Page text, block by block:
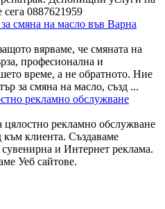
0887621959
смяна на масло във Варна
вярваме, че смяната на
професионална и
време, а не обратното. Ние
за смяна на масло, създ ...
рекламно обслужване
рекламно обслужване
към клиента. Създаваме
и Интернет реклама.
Уеб сайтове.